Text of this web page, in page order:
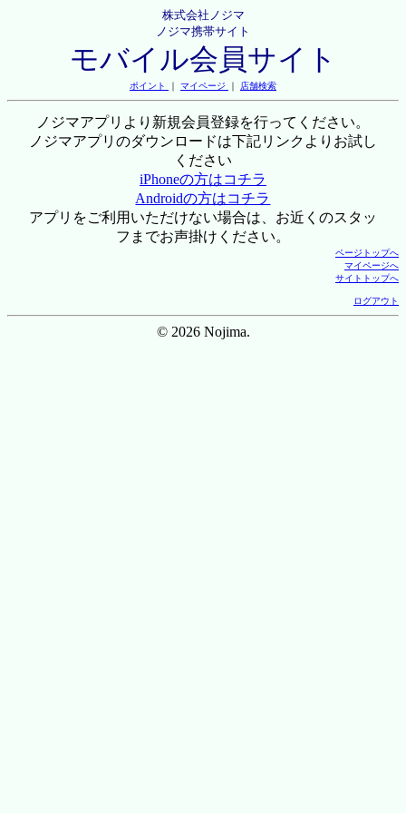
株式会社ノジマ
ノジマ携帯サイト
モバイル会員サイト
ポイント ｜ マイページ ｜ 店舗検索
ノジマアプリより新規会員登録を行ってください。
ノジマアプリのダウンロードは下記リンクよりお試し
ください
iPhoneの方はコチラ
Androidの方はコチラ
アプリをご利用いただけない場合は、お近くのスタッ
フまでお声掛けください。
ページトップへ
マイページへ
サイトトップへ
ログアウト
© 2026 Nojima.